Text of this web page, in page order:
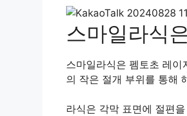
스마일라식
스마일라식은 펨토초 레
의 작은 절개 부위를 통해
라식은 각막 표면에 절편